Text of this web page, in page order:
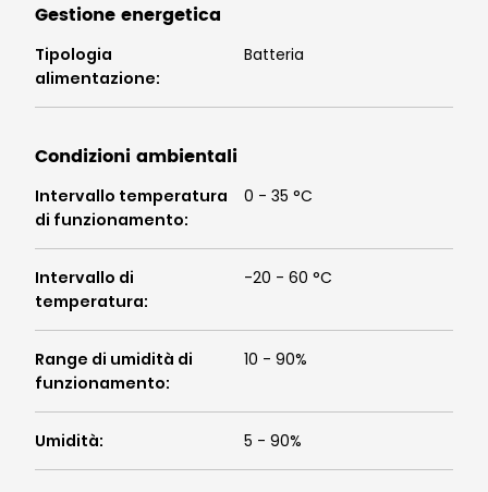
Gestione energetica
Tipologia
alimentazione:
Batteria
Condizioni ambientali
Intervallo temperatura
di funzionamento:
0 - 35 °C
Intervallo di
temperatura:
-20 - 60 °C
Range di umidità di
funzionamento:
10 - 90%
Umidità: 5 - 90%